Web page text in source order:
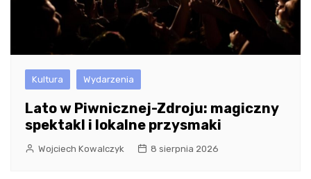
Kultura Wydarzenia
Lato w Piwnicznej-Zdroju: magiczny
spektakl i lokalne przysmaki
Wojciech Kowalczyk 8 sierpnia 2026